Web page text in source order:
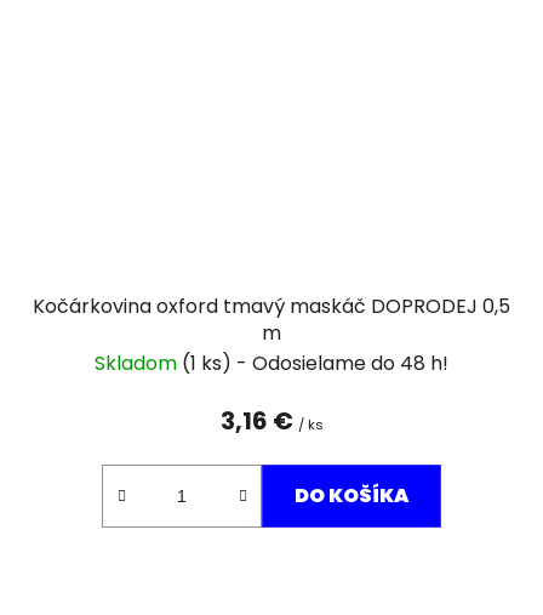
Kočárkovina oxford tmavý maskáč DOPRODEJ 0,5
m
Skladom (1 ks)
3,16 € / ks
DO KOŠÍKA